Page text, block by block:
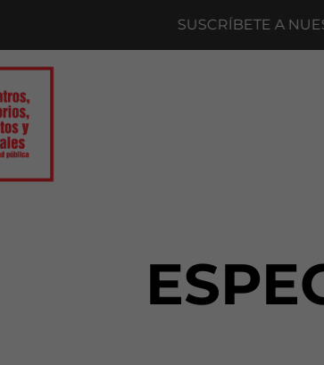
SUSCRÍBETE A